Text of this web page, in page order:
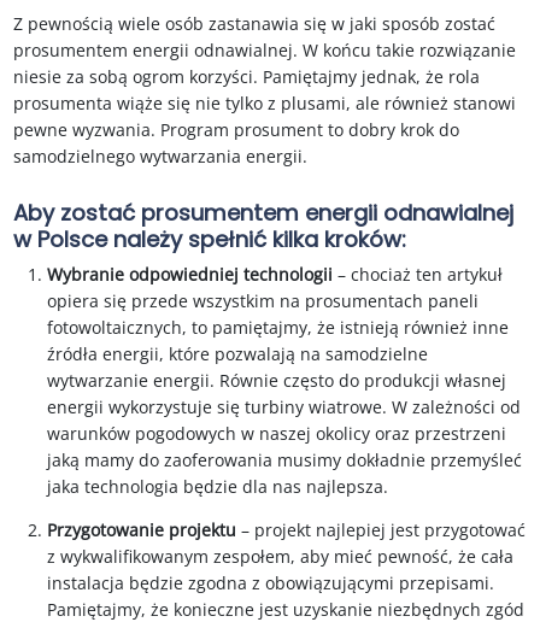
Z pewnością wiele osób zastanawia się w jaki sposób zostać
prosumentem energii odnawialnej. W końcu takie rozwiązanie
niesie za sobą ogrom korzyści. Pamiętajmy jednak, że rola
prosumenta wiąże się nie tylko z plusami, ale również stanowi
pewne wyzwania. Program prosument to dobry krok do
samodzielnego wytwarzania energii.
Aby zostać prosumentem energii odnawialnej
w Polsce należy spełnić kilka kroków:
Wybranie odpowiedniej technologii – chociaż ten artykuł
opiera się przede wszystkim na prosumentach paneli
fotowoltaicznych, to pamiętajmy, że istnieją również inne
źródła energii, które pozwalają na samodzielne
wytwarzanie energii. Równie często do produkcji własnej
energii wykorzystuje się turbiny wiatrowe. W zależności od
warunków pogodowych w naszej okolicy oraz przestrzeni
jaką mamy do zaoferowania musimy dokładnie przemyśleć
jaka technologia będzie dla nas najlepsza.
Przygotowanie projektu – projekt najlepiej jest przygotować
z wykwalifikowanym zespołem, aby mieć pewność, że cała
instalacja będzie zgodna z obowiązującymi przepisami.
Pamiętajmy, że konieczne jest uzyskanie niezbędnych zgód